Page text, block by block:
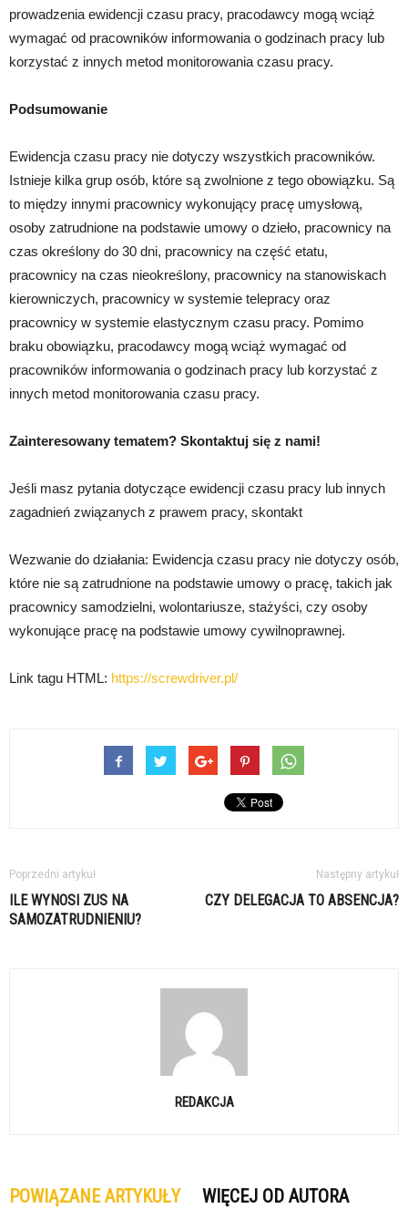
prowadzenia ewidencji czasu pracy, pracodawcy mogą wciąż
wymagać od pracowników informowania o godzinach pracy lub
korzystać z innych metod monitorowania czasu pracy.
Podsumowanie
Ewidencja czasu pracy nie dotyczy wszystkich pracowników.
Istnieje kilka grup osób, które są zwolnione z tego obowiązku. Są
to między innymi pracownicy wykonujący pracę umysłową,
osoby zatrudnione na podstawie umowy o dzieło, pracownicy na
czas określony do 30 dni, pracownicy na część etatu,
pracownicy na czas nieokreślony, pracownicy na stanowiskach
kierowniczych, pracownicy w systemie telepracy oraz
pracownicy w systemie elastycznym czasu pracy. Pomimo
braku obowiązku, pracodawcy mogą wciąż wymagać od
pracowników informowania o godzinach pracy lub korzystać z
innych metod monitorowania czasu pracy.
Zainteresowany tematem? Skontaktuj się z nami!
Jeśli masz pytania dotyczące ewidencji czasu pracy lub innych
zagadnień związanych z prawem pracy, skontakt
Wezwanie do działania: Ewidencja czasu pracy nie dotyczy osób,
które nie są zatrudnione na podstawie umowy o pracę, takich jak
pracownicy samodzielni, wolontariusze, stażyści, czy osoby
wykonujące pracę na podstawie umowy cywilnoprawnej.
Link tagu HTML: https://screwdriver.pl/
Poprzedni artykuł
ILE WYNOSI ZUS NA
SAMOZATRUDNIENIU?
Następny artykuł
CZY DELEGACJA TO ABSENCJA?
REDAKCJA
POWIĄZANE ARTYKUŁY WIĘCEJ OD AUTORA